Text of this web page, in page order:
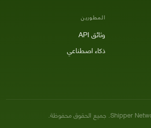
المطورين
وثائق API
ذكاء اصطناعي
جميع الحقوق محفوظة.